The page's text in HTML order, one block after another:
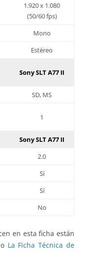
1.920 x 1.080
(50/60 fps)
Mono
Estéreo
Sony SLT A77 II
SD, MS
1
Sony SLT A77 II
2.0
Sí
Sí
No
en esta ficha están
La Ficha Técnica de